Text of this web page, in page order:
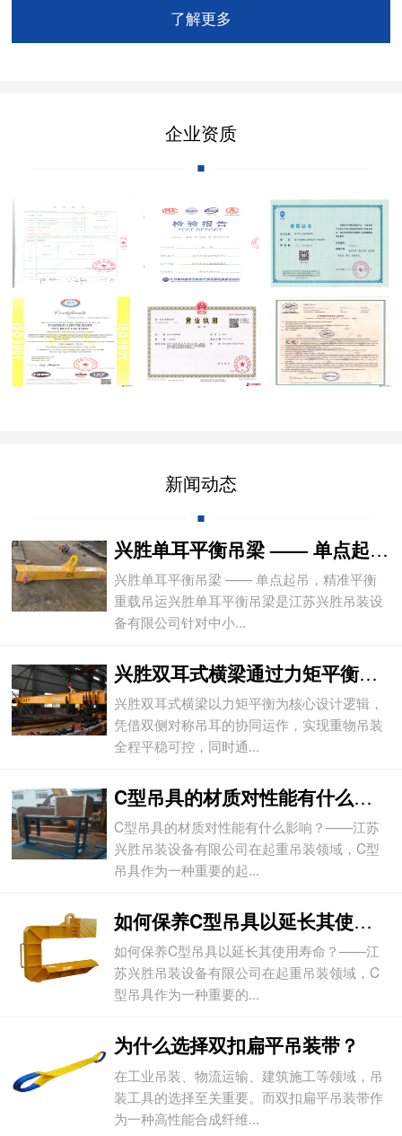
了解更多
企业资质
新闻动态
兴胜单耳平衡吊梁 —— 单点起吊，精准平
兴胜单耳平衡吊梁 —— 单点起吊，精准平衡
重载吊运兴胜单耳平衡吊梁是江苏兴胜吊装设
备有限公司针对中小...
兴胜双耳式横梁通过力矩平衡实现重物平稳吊
兴胜双耳式横梁以力矩平衡为核心设计逻辑，
凭借双侧对称吊耳的协同运作，实现重物吊装
全程平稳可控，同时通...
C型吊具的材质对性能有什么影响？
C型吊具的材质对性能有什么影响？——江苏
兴胜吊装设备有限公司在起重吊装领域，C型
吊具作为一种重要的起...
如何保养C型吊具以延长其使用寿命？
如何保养C型吊具以延长其使用寿命？——江
苏兴胜吊装设备有限公司在起重吊装领域，C
型吊具作为一种重要的...
为什么选择双扣扁平吊装带？
在工业吊装、物流运输、建筑施工等领域，吊
装工具的选择至关重要。而双扣扁平吊装带作
为一种高性能合成纤维...